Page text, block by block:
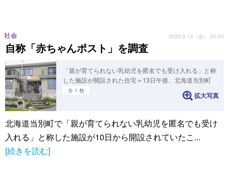
自称「赤ちゃんポスト」を調査
社会 2022.5.13（金） 20:53
「親が育てられない乳幼児を匿名でも受け入れる」と称
した施設が開設された住宅＝13日午後、北海道当別町
全 1 枚
拡大写真
北海道当別町で「親が育てられない乳幼児を匿名でも受け
入れる」と称した施設が10日から開設されていたこ...
[続きを読む]